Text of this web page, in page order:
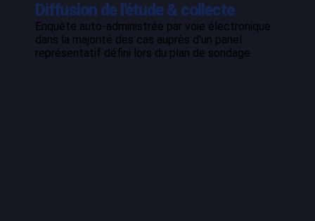
Diffusion de l'étude & collecte
Enquête auto-administrée par voie électronique
dans la majorité des cas auprès d'un panel
représentatif défini lors du plan de sondage.